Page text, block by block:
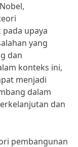
upaya
yang
dan
konteks ini,
menjadi
dalam
dan
pembangunan